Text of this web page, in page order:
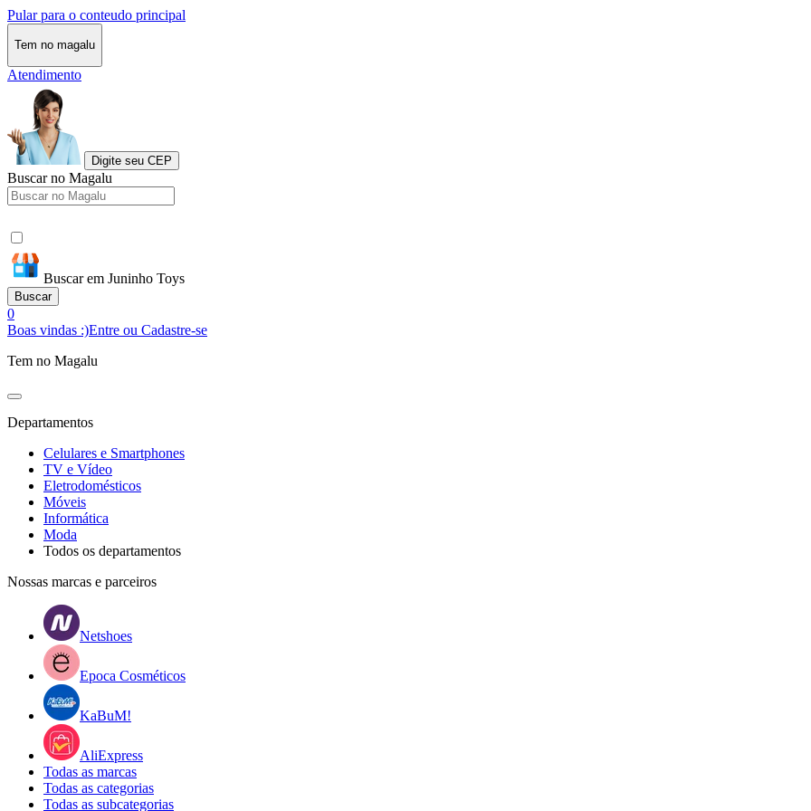
Pular para o conteudo principal
Tem no magalu
Atendimento
Digite seu CEP
Buscar no Magalu
Buscar em Juninho Toys
Buscar
0
Boas vindas :)Entre ou Cadastre-se
Tem no Magalu
Departamentos
Celulares e Smartphones
TV e Vídeo
Eletrodomésticos
Móveis
Informática
Moda
Todos os departamentos
Nossas marcas e parceiros
Netshoes
Epoca Cosméticos
KaBuM!
AliExpress
Todas as marcas
Todas as categorias
Todas as subcategorias